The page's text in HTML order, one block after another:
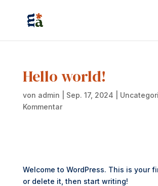
Hello world!
von admin Sep. 17, 2024
Kommentar
Welcome to WordPress. This is your
or delete it, then start writing!